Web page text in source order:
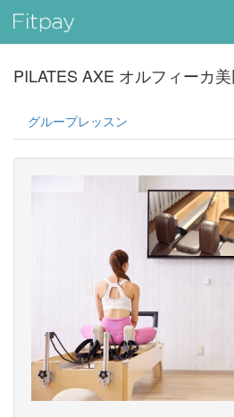
PILATES AXE オルフィーカ
グループレッスン